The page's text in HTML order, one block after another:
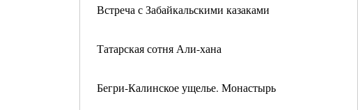
Встреча с Забайкальскими казаками
Татарская сотня Али-хана
Бегри-Калинское ущелье. Монастырь